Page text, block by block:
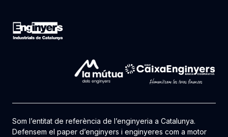
Som l’entitat de referència de l’enginyeria a Catalunya.
Defensem el paper d’enginyers i enginyeres com a motor